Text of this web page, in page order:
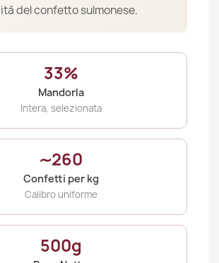
del confetto sulmonese.
33%
Mandorla
Intera, selezionata
∼260
Confetti per kg
Calibro uniforme
500g